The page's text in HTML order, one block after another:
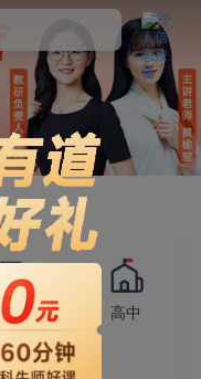
初中 高中